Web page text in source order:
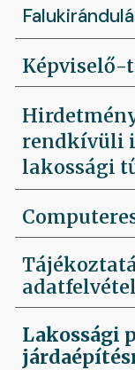
Képviselő-
rendkívüli
lakossági
Lakossági